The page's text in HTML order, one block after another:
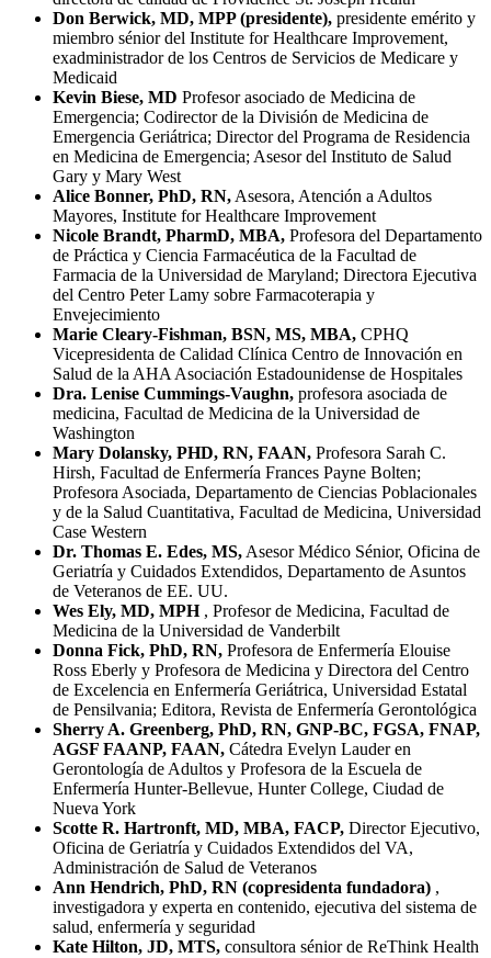
Don Berwick, MD, MPP (presidente), presidente emérito y
miembro sénior del Institute for Healthcare Improvement,
exadministrador de los Centros de Servicios de Medicare y
Medicaid
Kevin Biese, MD Profesor asociado de Medicina de
Emergencia; Codirector de la División de Medicina de
Emergencia Geriátrica; Director del Programa de Residencia
en Medicina de Emergencia; Asesor del Instituto de Salud
Gary y Mary West
Alice Bonner, PhD, RN, Asesora, Atención a Adultos
Mayores, Institute for Healthcare Improvement
Nicole Brandt, PharmD, MBA, Profesora del Departamento
de Práctica y Ciencia Farmacéutica de la Facultad de
Farmacia de la Universidad de Maryland; Directora Ejecutiva
del Centro Peter Lamy sobre Farmacoterapia y
Envejecimiento
Marie Cleary-Fishman, BSN, MS, MBA, CPHQ
Vicepresidenta de Calidad Clínica Centro de Innovación en
Salud de la AHA Asociación Estadounidense de Hospitales
Dra. Lenise Cummings-Vaughn, profesora asociada de
medicina, Facultad de Medicina de la Universidad de
Washington
Mary Dolansky, PHD, RN, FAAN, Profesora Sarah C.
Hirsh, Facultad de Enfermería Frances Payne Bolten;
Profesora Asociada, Departamento de Ciencias Poblacionales
y de la Salud Cuantitativa, Facultad de Medicina, Universidad
Case Western
Dr. Thomas E. Edes, MS, Asesor Médico Sénior, Oficina de
Geriatría y Cuidados Extendidos, Departamento de Asuntos
de Veteranos de EE. UU.
Wes Ely, MD, MPH, Profesor de Medicina, Facultad de
Medicina de la Universidad de Vanderbilt
Donna Fick, PhD, RN, Profesora de Enfermería Elouise
Ross Eberly y Profesora de Medicina y Directora del Centro
de Excelencia en Enfermería Geriátrica, Universidad Estatal
de Pensilvania; Editora, Revista de Enfermería Gerontológica
Sherry A. Greenberg, PhD, RN, GNP-BC, FGSA, FNAP,
AGSF FAANP, FAAN, Cátedra Evelyn Lauder en
Gerontología de Adultos y Profesora de la Escuela de
Enfermería Hunter-Bellevue, Hunter College, Ciudad de
Nueva York
Scotte R. Hartronft, MD, MBA, FACP, Director Ejecutivo,
Oficina de Geriatría y Cuidados Extendidos del VA,
Administración de Salud de Veteranos
Ann Hendrich, PhD, RN (copresidenta fundadora) ,
investigadora y experta en contenido, ejecutiva del sistema de
salud, enfermería y seguridad
Kate Hilton, JD, MTS, consultora sénior de ReThink Health